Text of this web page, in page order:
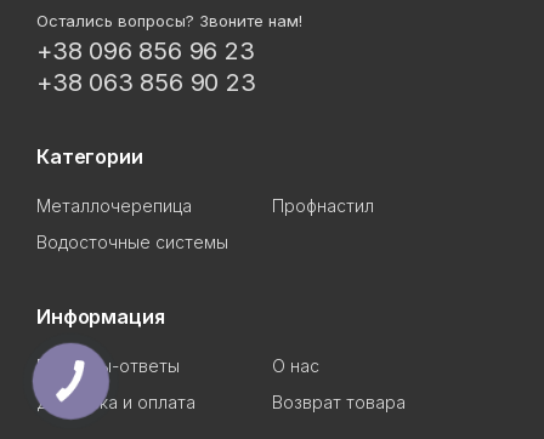
Остались вопросы? Звоните нам!
+38 096 856 96 23
+38 063 856 90 23
Категории
Металлочерепица
Профнастил
Водосточные системы
Информация
Вопросы-ответы
О нас
Доставка и оплата
Возврат товара